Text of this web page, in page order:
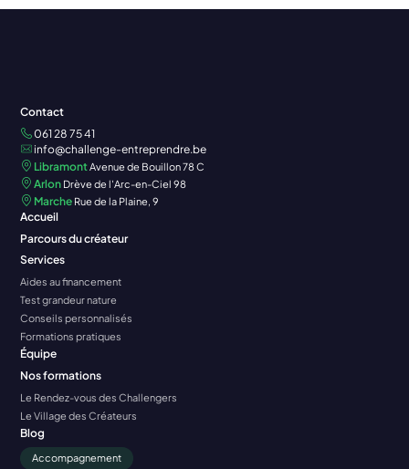
Contact
061 28 75 41
info@challenge-entreprendre.be
LibramontAvenue de Bouillon 78 C
Arlon Drève de l'Arc-en-Ciel 98
Marche Rue de la Plaine, 9
Accueil
Parcours du créateur
Services
Aides au financement
Test grandeur nature
Conseils personnalisés
Formations pratiques
Équipe
Nos formations
Le Rendez-vous des Challengers
Le Village des Créateurs
Blog
Accompagnement